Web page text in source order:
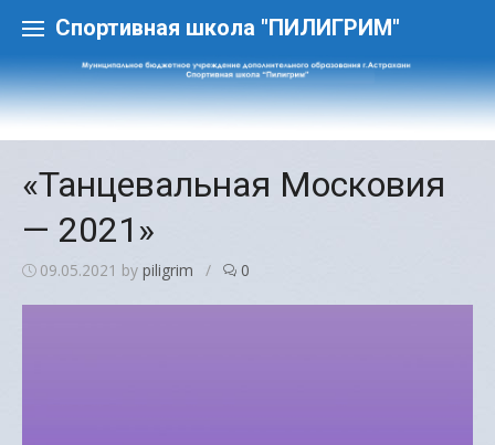
content
Спортивная школа "ПИЛИГРИМ"
«Танцевальная Московия
— 2021»
09.05.2021 by piligrim / 0